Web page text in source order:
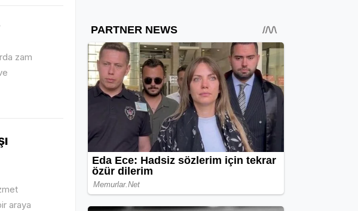
zam
araya